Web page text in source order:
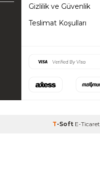
Gizlilik ve Güvenlik
Teslimat Koşulları
T-Soft E-Ticaret